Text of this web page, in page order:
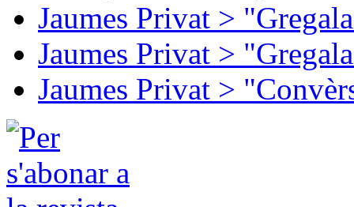
Jaumes Privat >
Jaumes Privat >
Jaumes Privat >